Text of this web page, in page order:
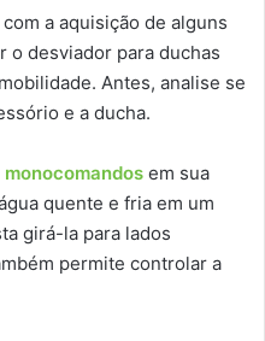
a aquisição de alguns
o desviador para duchas
Antes, analise se
e a ducha.
monocomandos em sua
quente e fria em um
girá-la para lados
permite controlar a